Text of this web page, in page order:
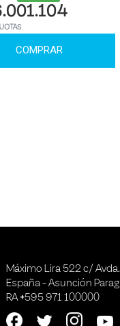
COMPRAR
Máximo Lira 522 c/ Avda.
España - Asunción
RA +595 971 100000